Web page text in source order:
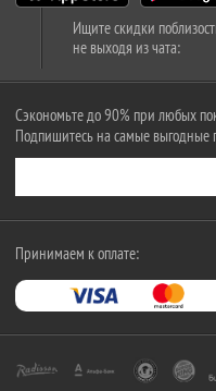
Ищите скидки
не выходя из чата:
Сэкономьте до 90% при любых
Подпишитесь на самые выгодные
Принимаем к оплате: